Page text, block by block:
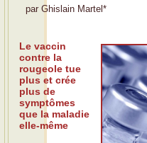
par Ghislain Martel *
Le vaccin
contre la
rougeole tue
plus et crée
plus de
symptômes
que la maladie
elle-même